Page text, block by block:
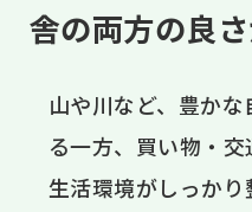
舎の両方の良
山や川など、豊か
る一方、買い物・
生活環境がしっかり